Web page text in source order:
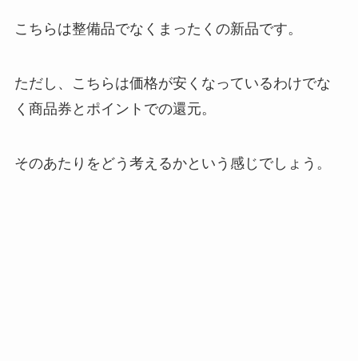
こちらは整備品でなくまったくの新品です。
ただし、こちらは価格が安くなっているわけでな
く商品券とポイントでの還元。
そのあたりをどう考えるかという感じでしょう。